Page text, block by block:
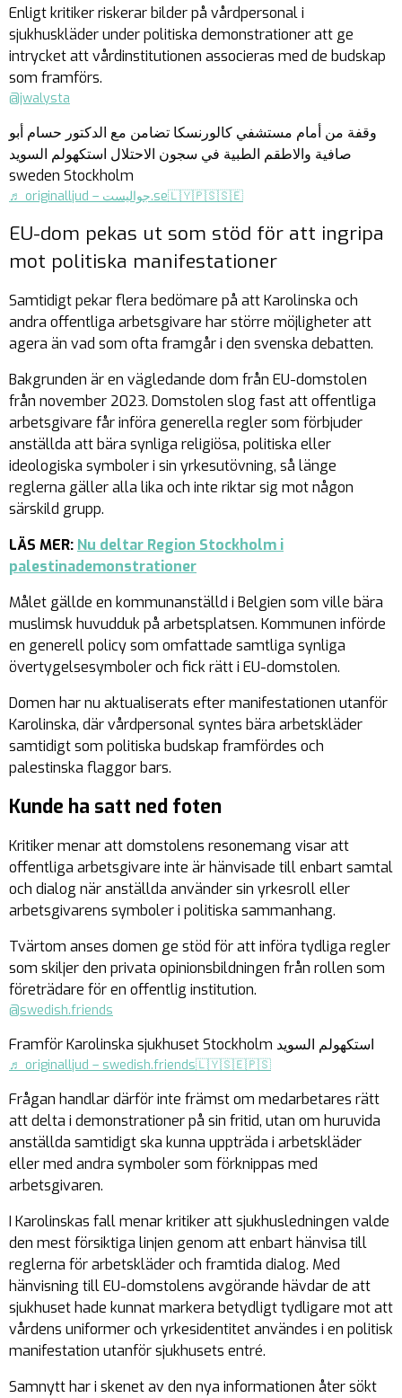
Enligt kritiker riskerar bilder på vårdpersonal i
sjukhuskläder under politiska demonstrationer att ge
intrycket att vårdinstitutionen associeras med de budskap
som framförs.
@jwalysta
وقفة من أمام مستشفي كالورنسكا تضامن مع الدكتور حسام أبو
صافية والاطقم الطبية في سجون الاحتلال استكهولم السويد
sweden Stockholm
♬ originalljud – جواليست.se🇱🇾🇵🇸🇸🇪
EU-dom pekas ut som stöd för att ingripa
mot politiska manifestationer
Samtidigt pekar flera bedömare på att Karolinska och
andra offentliga arbetsgivare har större möjligheter att
agera än vad som ofta framgår i den svenska debatten.
Bakgrunden är en vägledande dom från EU-domstolen
från november 2023. Domstolen slog fast att offentliga
arbetsgivare får införa generella regler som förbjuder
anställda att bära synliga religiösa, politiska eller
ideologiska symboler i sin yrkesutövning, så länge
reglerna gäller alla lika och inte riktar sig mot någon
särskild grupp.
LÄS MER: Nu deltar Region Stockholm i
palestinademonstrationer
Målet gällde en kommunanställd i Belgien som ville bära
muslimsk huvudduk på arbetsplatsen. Kommunen införde
en generell policy som omfattade samtliga synliga
övertygelsesymboler och fick rätt i EU-domstolen.
Domen har nu aktualiserats efter manifestationen utanför
Karolinska, där vårdpersonal syntes bära arbetskläder
samtidigt som politiska budskap framfördes och
palestinska flaggor bars.
Kunde ha satt ned foten
Kritiker menar att domstolens resonemang visar att
offentliga arbetsgivare inte är hänvisade till enbart samtal
och dialog när anställda använder sin yrkesroll eller
arbetsgivarens symboler i politiska sammanhang.
Tvärtom anses domen ge stöd för att införa tydliga regler
som skiljer den privata opinionsbildningen från rollen som
företrädare för en offentlig institution.
@swedish.friends
Framför Karolinska sjukhuset Stockholm استكهولم السويد
♬ originalljud – swedish.friends🇱🇾🇸🇪🇵🇸
Frågan handlar därför inte främst om medarbetares rätt
att delta i demonstrationer på sin fritid, utan om huruvida
anställda samtidigt ska kunna uppträda i arbetskläder
eller med andra symboler som förknippas med
arbetsgivaren.
I Karolinskas fall menar kritiker att sjukhusledningen valde
den mest försiktiga linjen genom att enbart hänvisa till
reglerna för arbetskläder och framtida dialog. Med
hänvisning till EU-domstolens avgörande hävdar de att
sjukhuset hade kunnat markera betydligt tydligare mot att
vårdens uniformer och yrkesidentitet användes i en politisk
manifestation utanför sjukhusets entré.
Samnytt har i skenet av den nya informationen åter sökt